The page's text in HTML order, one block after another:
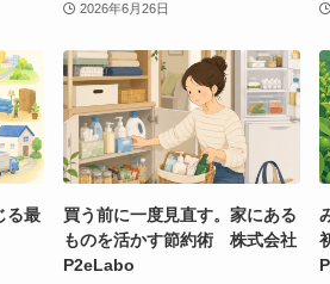
2026年6月26日
る最
買う前に一度見直す。家にある
ものを活かす節約術 株式会社
P2eLabo